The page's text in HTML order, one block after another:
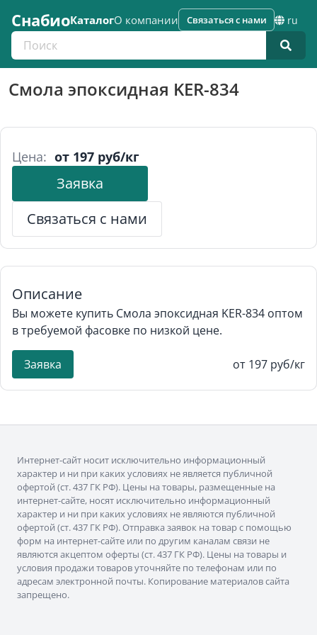
СнабиоКаталогО компании
Поиск по каталогу
Связаться с нами ru
Смола эпоксидная KER-834
Цена: от 197 руб/кг
Заявка
Связаться с нами
Описание
Вы можете купить Смола эпоксидная KER-834 оптом
в требуемой фасовке по низкой цене.
Заявка от 197 руб/кг
Интернет-сайт носит исключительно информационный
характер и ни при каких условиях не является публичной
офертой (ст. 437 ГК РФ). Цены на товары, размещенные на
интернет-сайте, носят исключительно информационный
характер и ни при каких условиях не являются публичной
офертой (ст. 437 ГК РФ). Отправка заявок на товар с помощью
форм на интернет-сайте или по другим каналам связи не
являются акцептом оферты (ст. 437 ГК РФ). Цены на товары и
условия продажи товаров уточняйте по телефонам или по
адресам электронной почты. Копирование материалов сайта
запрещено.